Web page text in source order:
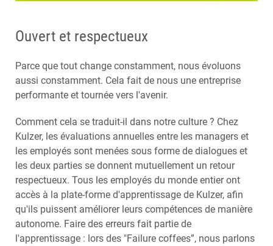
Ouvert et respectueux
Parce que tout change constamment, nous évoluons
aussi constamment. Cela fait de nous une entreprise
performante et tournée vers l'avenir.
Comment cela se traduit-il dans notre culture ? Chez
Kulzer, les évaluations annuelles entre les managers et
les employés sont menées sous forme de dialogues et
les deux parties se donnent mutuellement un retour
respectueux. Tous les employés du monde entier ont
accès à la plate-forme d'apprentissage de Kulzer, afin
qu'ils puissent améliorer leurs compétences de manière
autonome. Faire des erreurs fait partie de
l'apprentissage : lors des "Failure coffees”, nous parlons